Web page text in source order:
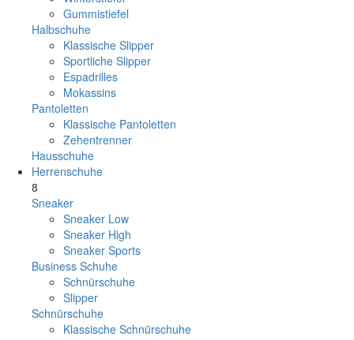
Gummistiefel
Halbschuhe
Klassische Slipper
Sportliche Slipper
Espadrilles
Mokassins
Pantoletten
Klassische Pantoletten
Zehentrenner
Hausschuhe
Herrenschuhe
8
Sneaker
Sneaker Low
Sneaker High
Sneaker Sports
Business Schuhe
Schnürschuhe
Slipper
Schnürschuhe
Klassische Schnürschuhe